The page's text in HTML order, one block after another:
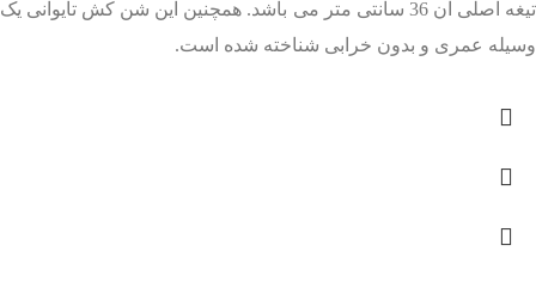
تیغه اصلی آن 36 سانتی متر می باشد. همچنین این شن کش تایوانی یک
وسیله عمری و بدون خرابی شناخته شده است.